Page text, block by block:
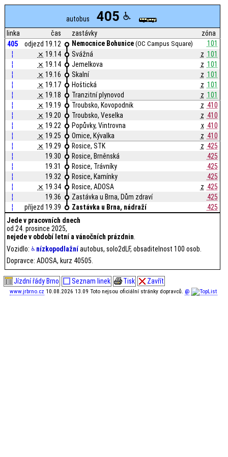
autobus 405
linka čas zastávky
zóna
405
odjezd 19.12 Nemocnice Bohunice (OC Campus Square)
101
¦
⨯ 19.14 Svážná z 101
¦
⨯ 19.14 Jemelkova z 101
¦
⨯ 19.16 Skalní z 101
¦
⨯ 19.17 Hoštická z 101
¦
⨯ 19.18 Tranzitní plynovod z 101
¦
⨯ 19.19 Troubsko, Kovopodnik z 410
¦
⨯ 19.20 Troubsko, Veselka z 410
¦
⨯ 19.22 Popůvky, Vintrovna x 410
¦
⨯ 19.25 Omice, Kývalka z 410
¦
⨯ 19.29 Rosice, STK z 425
¦
19.30 Rosice, Brněnská
425
¦
19.31 Rosice, Trávníky
425
¦
19.32 Rosice, Kamínky
425
¦
⨯ 19.34 Rosice, ADOSA z 425
¦
19.36 Zastávka u Brna, Dům zdraví
425
¦
příjezd 19.39 Zastávka u Brna, nádraží
425
Jede v pracovních dnech
od 24. prosince 2025,
nejede v období letní a vánočních prázdnin
Vozidlo: nízkopodlažníautobus, solo2dLF, obsaditelnost 100 osob.
Dopravce: ADOSA, kurz 40505.
Jízdní řády Brno Seznam linek Tisk Zavřít
www.jrbrno.cz 10.08.2026 13.09 Toto nejsou oficiální stránky dopravců. @